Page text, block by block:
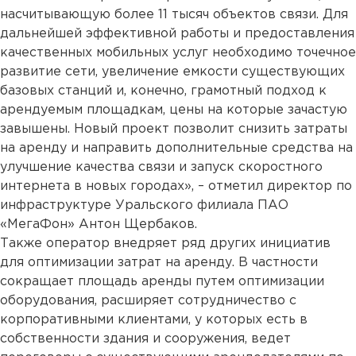
насчитывающую более 11 тысяч объектов связи. Для
дальнейшей эффективной работы и предоставления
качественных мобильных услуг необходимо точечное
развитие сети, увеличение емкости существующих
базовых станций и, конечно, грамотный подход к
арендуемым площадкам, цены на которые зачастую
завышены. Новый проект позволит снизить затраты
на аренду и направить дополнительные средства на
улучшение качества связи и запуск скоростного
интернета в новых городах», – отметил директор по
инфраструктуре Уральского филиала ПАО
«МегаФон» Антон Щербаков.
Также оператор внедряет ряд других инициатив
для оптимизации затрат на аренду. В частности
сокращает площадь аренды путем оптимизации
оборудования, расширяет сотрудничество с
корпоративными клиентами, у которых есть в
собственности здания и сооружения, ведет